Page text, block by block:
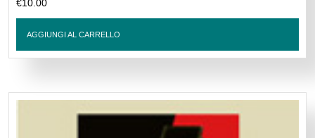
€10.00
AGGIUNGI AL CARRELLO